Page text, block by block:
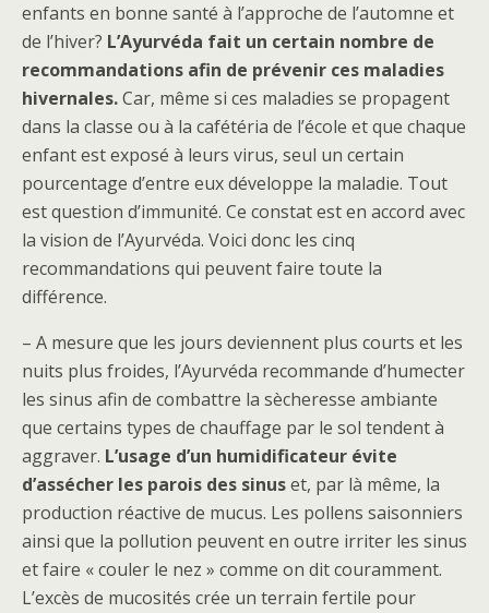
enfants en bonne santé à l’approche de l’automne et
de l’hiver? L’Ayurvéda fait un certain nombre de
recommandations afin de prévenir ces maladies
hivernales.Car, même si ces maladies se propagent
dans la classe ou à la cafétéria de l’école et que chaque
enfant est exposé à leurs virus, seul un certain
pourcentage d’entre eux développe la maladie. Tout
est question d’immunité. Ce constat est en accord avec
la vision de l’Ayurvéda. Voici donc les cinq
recommandations qui peuvent faire toute la
différence.
– A mesure que les jours deviennent plus courts et les
nuits plus froides, l’Ayurvéda recommande d’humecter
les sinus afin de combattre la sècheresse ambiante
que certains types de chauffage par le sol tendent à
aggraver. L’usage d’un humidificateur évite
d’assécher les parois des sinuset, par là même, la
production réactive de mucus. Les pollens saisonniers
ainsi que la pollution peuvent en outre irriter les sinus
et faire « couler le nez » comme on dit couramment.
L’excès de mucosités crée un terrain fertile pour